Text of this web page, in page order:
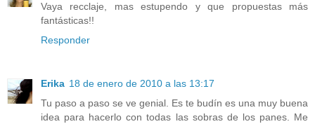
Vaya recclaje, mas estupendo y que propuestas más
fantásticas!!
Responder
Erika 18 de enero de 2010 a las 13:17
Tu paso a paso se ve genial. Es te budín es una muy buena
idea para hacerlo con todas las sobras de los panes. Me